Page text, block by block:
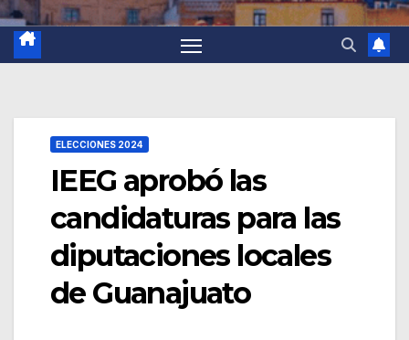
ELECCIONES 2024
IEEG aprobó las
candidaturas para las
diputaciones locales
de Guanajuato